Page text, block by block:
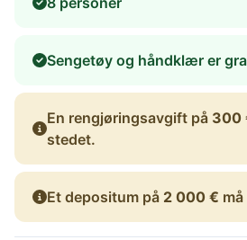
Sengetøy og håndklær er
En rengjøringsavgift på 300
stedet.
Et depositum på 2 000 €